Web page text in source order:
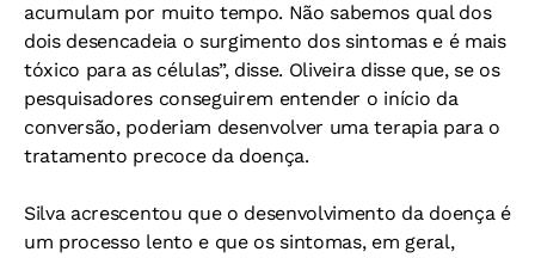
acumulam por muito tempo. Não sabemos qual dos
dois desencadeia o surgimento dos sintomas e é mais
tóxico para as células”, disse. Oliveira disse que, se os
pesquisadores conseguirem entender o início da
conversão, poderiam desenvolver uma terapia para o
tratamento precoce da doença.
Silva acrescentou que o desenvolvimento da doença é
um processo lento e que os sintomas, em geral,